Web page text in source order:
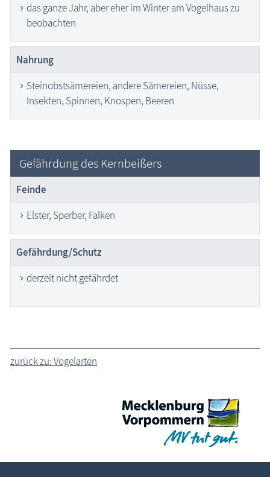
das ganze Jahr, aber eher im Winter am Vogelhaus zu
beobachten
Nahrung
Steinobstsämereien, andere Sämereien, Nüsse,
Insekten, Spinnen, Knospen, Beeren
Gefährdung des Kernbeißers
Feinde
Elster, Sperber, Falken
Gefährdung/Schutz
derzeit nicht gefährdet
zurück zu: Vogelarten